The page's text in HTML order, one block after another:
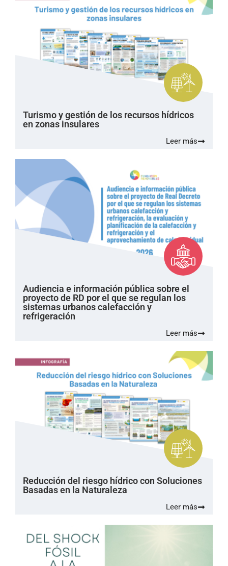
Turismo y gestión de los recursos hídricos
en zonas insulares
Leer más
Audiencia e información pública sobre el
proyecto de RD por el que se regulan los
sistemas urbanos calefacción y
refrigeración
Leer más
Reducción del riesgo hídrico con Soluciones
Basadas en la Naturaleza
Leer más